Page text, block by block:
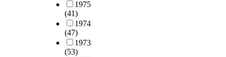
1975
(41)
1974
(47)
1973
(53)